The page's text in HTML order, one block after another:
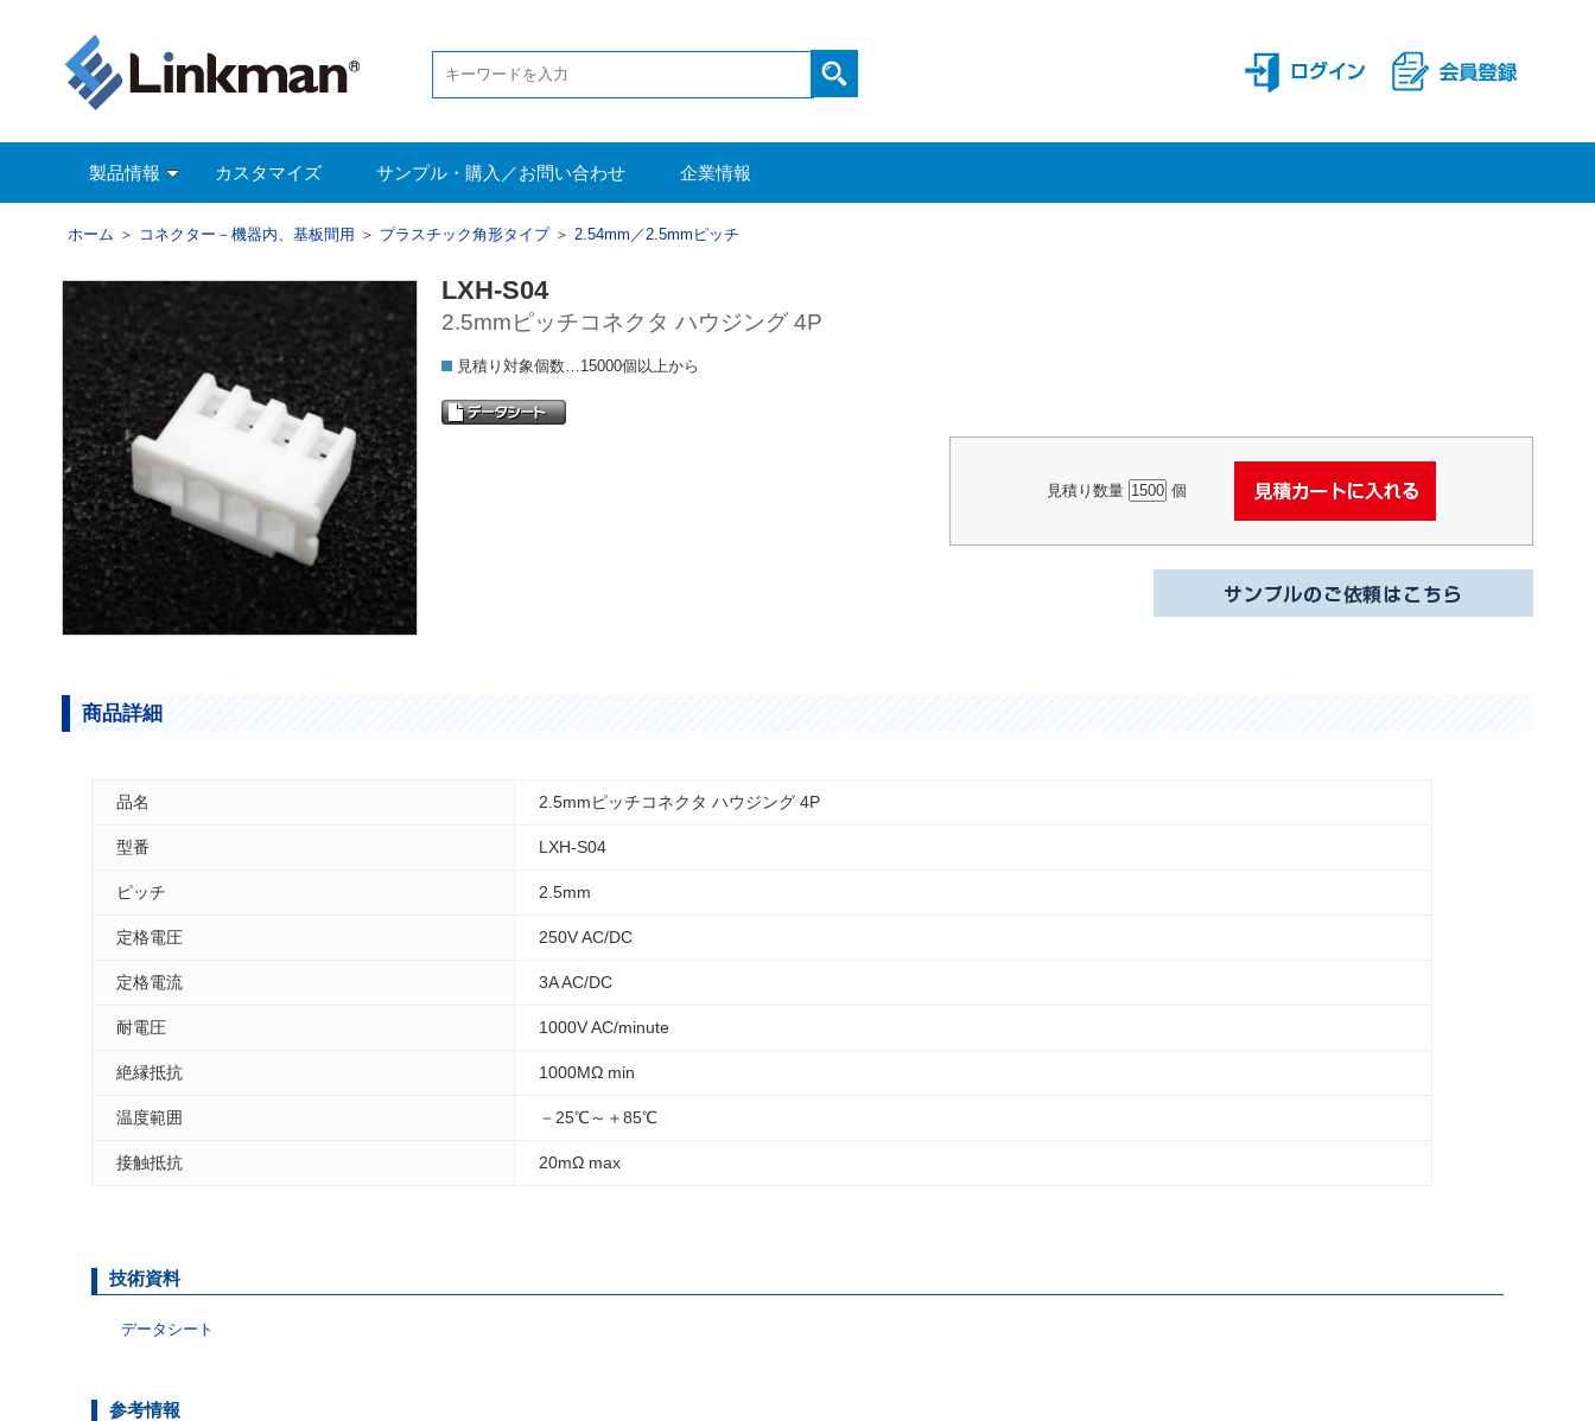
製品情報 カスタマイズ サンプル・購入／お問い合わせ 企業情報
ホーム ＞ コネクター－機器内、基板間用 ＞ プラスチック角形タイプ＞ 2.54mm／2.5mmピッチ
LXH-S04
2.5mmピッチコネクタ ハウジング 4P
見積り対象個数…15000個以上から
見積り数量 個
商品詳細
品名 2.5mmピッチコネクタ ハウジング 4P
型番 LXH-S04
ピッチ 2.5mm
定格電圧 250V AC/DC
定格電流 3A AC/DC
耐電圧 1000V AC/minute
絶縁抵抗 1000MΩ min
温度範囲 －25℃～＋85℃
接触抵抗 20mΩ max
技術資料
データシート
参考情報